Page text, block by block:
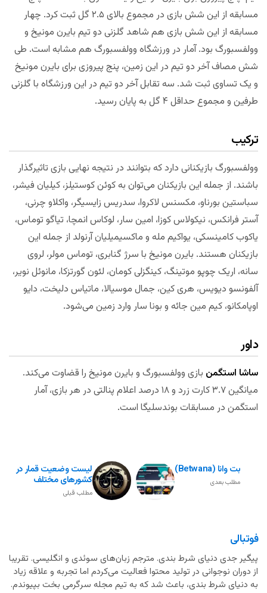
مسابقه از این شش بازی در مجموع بالای ۲.۵ گل ثبت کرد. چهار
مسابقه از این شش بازی هم شاهد گلزنی دو تیم بایرن مونیخ و
وولفسبورگ بود. آمار در ورزشگاه وولفسبورگ هم مشابه است. طی
شش مصاف آخر دو تیم در این زمین، پنج پیروزی برای بایرن مونیخ
و یک تساوی ثبت شد. سه تقابل آخر دو تیم در این ورزشگاه با گلزنی
طرفین و مجموع حداقل ۴ گل به پایان رسید.
ترکیب
وولفسبورگ بازیکنانی دارد که بتوانند در نتیجه نهایی بازی تاثیرگذار
باشند. از جمله این بازیکنان می‌توان به کوئن کوستیلز، کیلیان فیشر،
سباستین بورناو، مکسنس لاکروا، سدریس زایسیگر، واکلاو چرنی،
آستر فرانکس، نیکولاس کوزا، امین سار، لوکاس انمچا، تیاگو توماس،
یاکوب کامینسکی، یواکیم مله و ماکسیمیلیان آرنولد از جمله این
بازیکنان هستند. بایرن مونیخ با سرژ گنابری، توماس مولر، لروی
سانه، اریک چوپو موتینگ، کینگزلی کومان، لئون گورتزکا، مانوئل نویر،
آلفونسو دیویس، هری کین، جمال موسیالا، ماتیاس دلیخت، دایو
اوپامکانو، کیم مین جائه و بونا سار وارد زمین می‌شود.
داور
ساشا استگمن بازی وولفسبورگ و بایرن مونیخ را قضاوت می‌کند.
میانگین ۳.۷ کارت زرد و ۱۸ درصد اعلام پنالتی در هر بازی، آمار
استگمن در مسابقات بوندسلیگا است.
لیست وضعیت قمار در
کشورهای مختلف
مطلب قبلی
بت وانا (Betwana)
مطلب بعدی
فوتبالی
پیگیر جدی دنیای شرط بندی. مترجم زبان‌های سوئدی و انگلیسی. تقریبا
از دوران نوجوانی در تولید محتوا فعالیت می‌کردم اما تجربه و علاقه زیاد
به دنیای شرط بندی، باعث شد که به تیم مجله سرگرمی بخت بپیوندم.